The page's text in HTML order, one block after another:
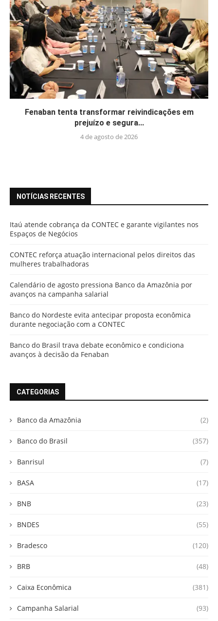
Fenaban tenta transformar reivindicações em
prejuízo e segura...
4 de agosto de 2026
NOTÍCIAS RECENTES
Itaú atende cobrança da CONTEC e garante vigilantes nos
Espaços de Negócios
CONTEC reforça atuação internacional pelos direitos das
mulheres trabalhadoras
Calendário de agosto pressiona Banco da Amazônia por
avanços na campanha salarial
Banco do Nordeste evita antecipar proposta econômica
durante negociação com a CONTEC
Banco do Brasil trava debate econômico e condiciona
avanços à decisão da Fenaban
CATEGORIAS
Banco da Amazônia (2)
Banco do Brasil (357)
Banrisul (7)
BASA (17)
BNB (23)
BNDES (55)
Bradesco (120)
BRB (48)
Caixa Econômica (381)
Campanha Salarial (93)